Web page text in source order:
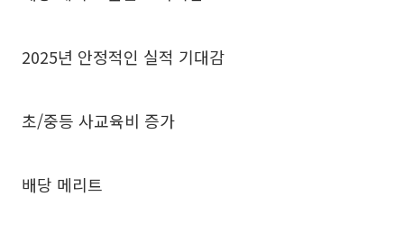
2025년 안정적인 실적 기대감
초/중등 사교육비 증가
배당 메리트